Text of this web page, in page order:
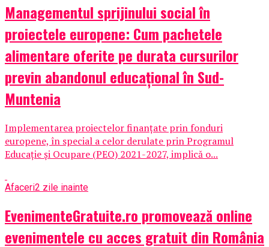
Managementul sprijinului social în
proiectele europene: Cum pachetele
alimentare oferite pe durata cursurilor
previn abandonul educațional în Sud-
Muntenia
Implementarea proiectelor finanțate prin fonduri
europene, în special a celor derulate prin Programul
Educație și Ocupare (PEO) 2021-2027, implică o...
Afaceri2 zile inainte
EvenimenteGratuite.ro promovează online
evenimentele cu acces gratuit din România